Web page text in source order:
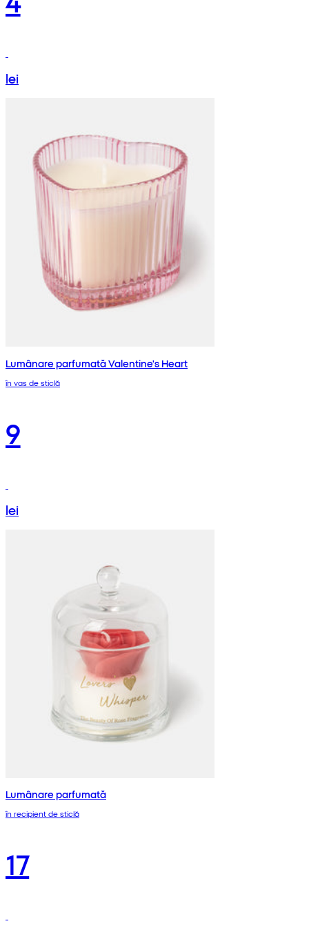
lei
Lumânare parfumată Valentine's Heart
în vas de sticlă
9
lei
Lumânare parfumată
în recipient de sticlă
17